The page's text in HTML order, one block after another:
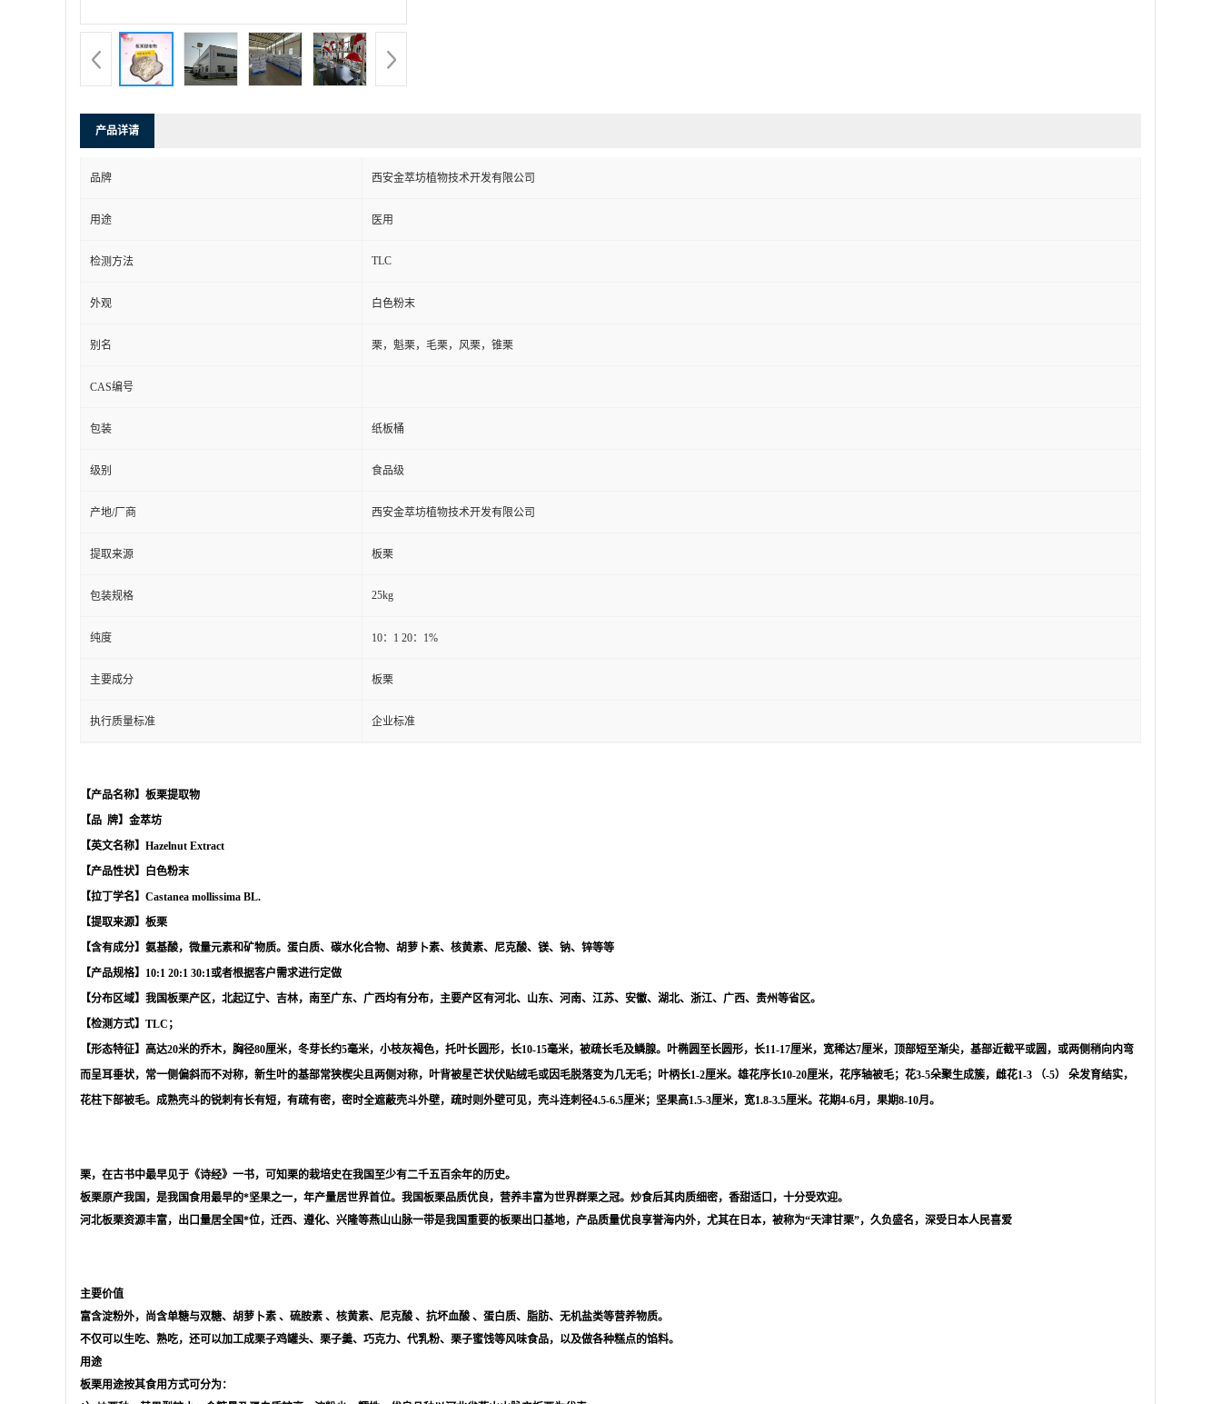
产品详请
品牌 西安金萃坊植物技术开发有限公司
用途 医用
检测方法 TLC
外观 白色粉末
别名 栗，魁栗，毛栗，风栗，锥栗
CAS编号
包装 纸板桶
级别 食品级
产地/厂商 西安金萃坊植物技术开发有限公司
提取来源 板栗
包装规格 25kg
纯度 10：1 20：1%
主要成分 板栗
执行质量标准 企业标准
【产品名称】板栗提取物
【品 牌】金萃坊
【英文名称】Hazelnut Extract
【产品性状】白色粉末
【拉丁学名】Castanea mollissima BL.
【提取来源】板栗
【含有成分】氨基酸，微量元素和矿物质。蛋白质、碳水化合物、胡萝卜素、核黄素、尼克酸、镁、钠、锌等等
【产品规格】10:1 20:1 30:1或者根据客户需求进行定做
【分布区域】我国板栗产区，北起辽宁、吉林，南至广东、广西均有分布，主要产区有河北、山东、河南、江苏、安徽、湖北、浙江、广西、贵州等省区。
【检测方式】TLC；
【形态特征】高达20米的乔木，胸径80厘米，冬芽长约5毫米，小枝灰褐色，托叶长圆形，长10-15毫米，被疏长毛及鳞腺。叶椭圆至长圆形，长11-17厘米，宽稀达7厘米，顶部短至渐尖，基部近截平或圆，或两侧稍向内弯
而呈耳垂状，常一侧偏斜而不对称，新生叶的基部常狭楔尖且两侧对称，叶背被星芒状伏贴绒毛或因毛脱落变为几无毛；叶柄长1-2厘米。雄花序长10-20厘米，花序轴被毛；花3-5朵聚生成簇，雌花1-3 （-5） 朵发育结实，
花柱下部被毛。成熟壳斗的锐刺有长有短，有疏有密，密时全遮蔽壳斗外壁，疏时则外壁可见，壳斗连刺径4.5-6.5厘米；坚果高1.5-3厘米，宽1.8-3.5厘米。花期4-6月，果期8-10月。
栗，在古书中最早见于《诗经》一书，可知栗的栽培史在我国至少有二千五百余年的历史。
板栗原产我国，是我国食用最早的*坚果之一，年产量居世界首位。我国板栗品质优良，营养丰富为世界群栗之冠。炒食后其肉质细密，香甜适口，十分受欢迎。
河北板栗资源丰富，出口量居全国*位，迁西、遵化、兴隆等燕山山脉一带是我国重要的板栗出口基地，产品质量优良享誉海内外，尤其在日本，被称为“天津甘栗”，久负盛名，深受日本人民喜爱
主要价值
富含淀粉外，尚含单糖与双糖、 胡萝卜素 、 硫胺素 、核黄素、 尼克酸 、 抗坏血酸 、蛋白质、脂肪、无机盐类等营养物质。
不仅可以生吃、熟吃，还可以加工成栗子鸡罐头、栗子羹、巧克力、代乳粉、栗子蜜饯等风味食品，以及做各种糕点的馅料。
用途
板栗用途按其食用方式可分为：